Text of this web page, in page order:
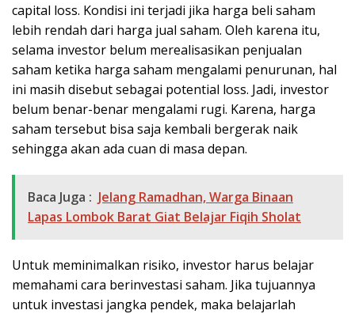
capital loss. Kondisi ini terjadi jika harga beli saham
lebih rendah dari harga jual saham. Oleh karena itu,
selama investor belum merealisasikan penjualan
saham ketika harga saham mengalami penurunan, hal
ini masih disebut sebagai potential loss. Jadi, investor
belum benar-benar mengalami rugi. Karena, harga
saham tersebut bisa saja kembali bergerak naik
sehingga akan ada cuan di masa depan.
Baca Juga : Jelang Ramadhan, Warga Binaan
Lapas Lombok Barat Giat Belajar Fiqih Sholat
Untuk meminimalkan risiko, investor harus belajar
memahami cara berinvestasi saham. Jika tujuannya
untuk investasi jangka pendek, maka belajarlah